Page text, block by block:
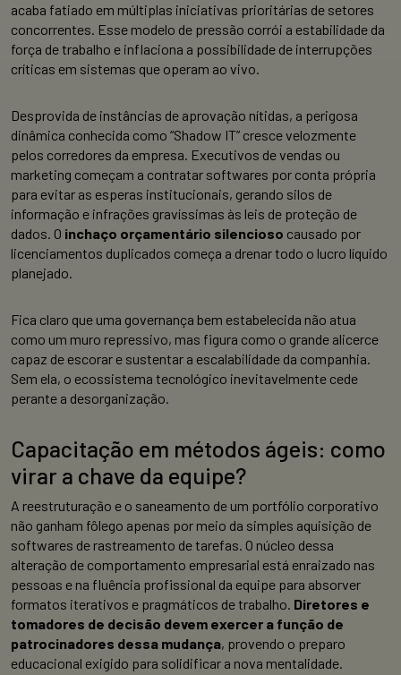
acaba fatiado em múltiplas iniciativas prioritárias de setores
concorrentes. Esse modelo de pressão corrói a estabilidade da
força de trabalho e inflaciona a possibilidade de interrupções
críticas em sistemas que operam ao vivo.
Desprovida de instâncias de aprovação nítidas, a perigosa
dinâmica conhecida como “Shadow IT” cresce velozmente
pelos corredores da empresa. Executivos de vendas ou
marketing começam a contratar softwares por conta própria
para evitar as esperas institucionais, gerando silos de
informação e infrações gravíssimas às leis de proteção de
dados. O inchaço orçamentário silencioso causado por
licenciamentos duplicados começa a drenar todo o lucro líquido
planejado.
Fica claro que uma governança bem estabelecida não atua
como um muro repressivo, mas figura como o grande alicerce
capaz de escorar e sustentar a escalabilidade da companhia.
Sem ela, o ecossistema tecnológico inevitavelmente cede
perante a desorganização.
Capacitação em métodos ágeis: como
virar a chave da equipe?
A reestruturação e o saneamento de um portfólio corporativo
não ganham fôlego apenas por meio da simples aquisição de
softwares de rastreamento de tarefas. O núcleo dessa
alteração de comportamento empresarial está enraizado nas
pessoas e na fluência profissional da equipe para absorver
formatos iterativos e pragmáticos de trabalho. Diretores e
tomadores de decisão devem exercer a função de
patrocinadores dessa mudança, provendo o preparo
educacional exigido para solidificar a nova mentalidade.